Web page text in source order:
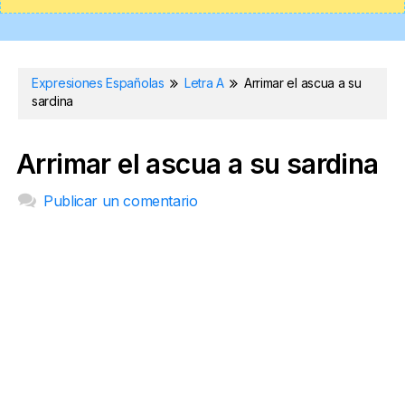
Expresiones Españolas Letra A
Arrimar el ascua a su
sardina
Arrimar el ascua a su sardina
Publicar un comentario